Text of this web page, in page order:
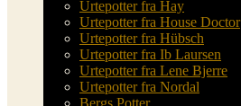
Urtepotter fra Hay
Urtepotter fra House Doctor
Urtepotter fra Hübsch
Urtepotter fra Ib Laursen
Urtepotter fra Lene Bjerre
Urtepotter fra Nordal
Bergs Potter